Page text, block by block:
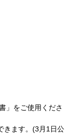
をご使用くださ
きます。(3月1日公